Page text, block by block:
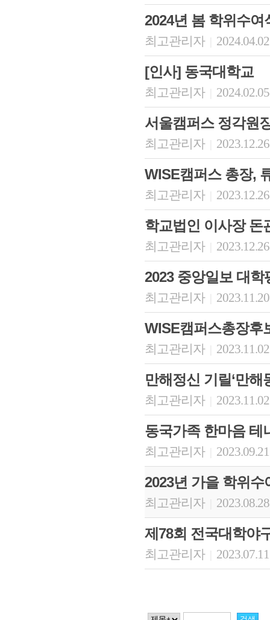
2024년 봄 학위수여
최고관리자
[인사] 동국대학교
최고관리자
서울캠퍼스 정각원
최고관리자
WISE캠퍼스 총장,
최고관리자
학교법인 이사장 돈
최고관리자
2023 중앙일보 대
최고관리자
WISE캠퍼스총장후
최고관리자
만해정신 기릴‘만해
최고관리자
동국가족 한마음 테
최고관리자
2023년 가을 학위수
최고관리자
제78회 전국대학야
최고관리자